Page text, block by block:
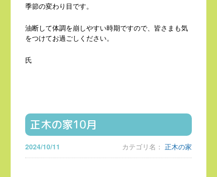
季節の変わり目です。
油断して体調を崩しやすい時期ですので、皆さまも気
をつけてお過ごしください。
氏
正木の家10月
2024/10/11 カテゴリ名： 正木の家